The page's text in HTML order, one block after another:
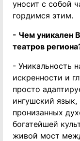
уносит с собой
гордимся этим.
- Чем уникален
театров
- Уникальность
искренности и
просто
ингушский
пронизанных
богатейшей
живой мост